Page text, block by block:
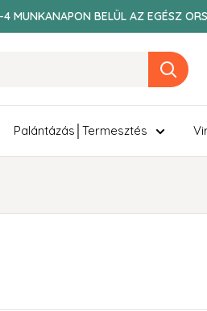
4 MUNKANAPON BELÜL AZ EGÉSZ
Palántázás│Termesztés